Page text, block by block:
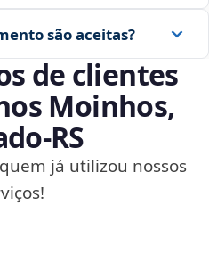
são aceitas?
de clientes
Moinhos,
já utilizou nossos